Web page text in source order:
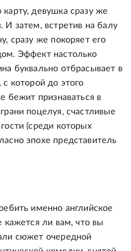
девушка сразу же
И затем, встретив на балу
сразу же покоряет его
Эффект настолько
буквально отбрасывает в
которой до этого
бежит признаваться в
поцелуя, счастливые
(среди которых
эпохе представитель
именно английское
кажется ли вам, что вы
сюжет очередной